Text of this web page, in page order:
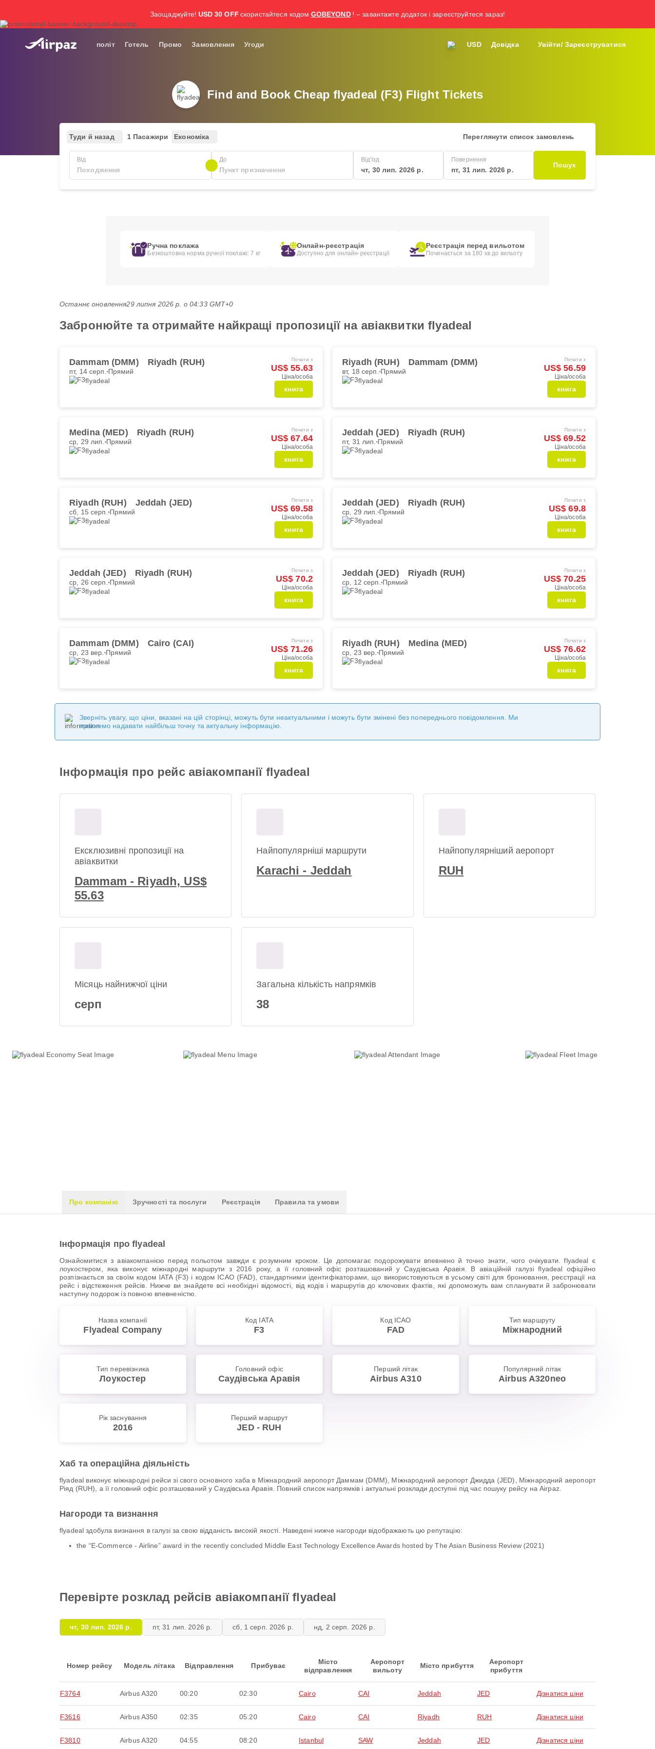
Заощаджуйте! USD 30 OFF скористайтеся кодом GOBEYOND ! – завантажте додаток і зареєструйтеся зараз!
політ Готель Промо Замовлення Угоди USD Довідка Увійти/ Зареєструватися
Find and Book Cheap flyadeal (F3) Flight Tickets
Туди й назад 1 Пасажири Економіка Переглянути список замовлень
Від До Від'їзд
чт, 30 лип. 2026 р.
Повернення
пт, 31 лип. 2026 р.
Пошук
Ручна поклажа
Безкоштовна норма ручної поклажі: 7 кг
Онлайн-реєстрація
Доступно для онлайн-реєстрації
Реєстрація перед вильотом
Починається за 180 хв до вильоту
Останнє оновлення29 липня 2026 р. о 04:33 GMT+0
Забронюйте та отримайте найкращі пропозиції на авіаквитки flyadeal
Dammam (DMM) Riyadh (RUH)
пт, 14 серп. Прямий
flyadeal
Почати з
US$ 55.63
Ціна/особа
книга
Riyadh (RUH) Dammam (DMM)
вт, 18 серп. Прямий
flyadeal
Почати з
US$ 56.59
Ціна/особа
книга
Medina (MED) Riyadh (RUH)
ср, 29 лип. Прямий
flyadeal
Почати з
US$ 67.64
Ціна/особа
книга
Jeddah (JED) Riyadh (RUH)
пт, 31 лип. Прямий
flyadeal
Почати з
US$ 69.52
Ціна/особа
книга
Riyadh (RUH) Jeddah (JED)
сб, 15 серп. Прямий
flyadeal
Почати з
US$ 69.58
Ціна/особа
книга
Jeddah (JED) Riyadh (RUH)
ср, 29 лип. Прямий
flyadeal
Почати з
US$ 69.8
Ціна/особа
книга
Jeddah (JED) Riyadh (RUH)
ср, 26 серп. Прямий
flyadeal
Почати з
US$ 70.2
Ціна/особа
книга
Jeddah (JED) Riyadh (RUH)
ср, 12 серп. Прямий
flyadeal
Почати з
US$ 70.25
Ціна/особа
книга
Dammam (DMM) Cairo (CAI)
ср, 23 вер. Прямий
flyadeal
Почати з
US$ 71.26
Ціна/особа
книга
Riyadh (RUH) Medina (MED)
ср, 23 вер. Прямий
flyadeal
Почати з
US$ 76.62
Ціна/особа
книга
Зверніть увагу, що ціни, вказані на цій сторінці, можуть бути неактуальними і можуть бути змінені без попереднього повідомлення. Ми
прагнемо надавати найбільш точну та актуальну інформацію.
Інформація про рейс авіакомпанії flyadeal
Ексклюзивні пропозиції на
авіаквитки
Dammam - Riyadh, US$
55.63
Найпопулярніші маршрути
Karachi - Jeddah
Найпопулярніший аеропорт
RUH
Місяць найнижчої ціни
серп
Загальна кількість напрямків
38
Про компанію Зручності та послуги Реєстрація Правила та умови
Інформація про flyadeal
Ознайомитися з авіакомпанією перед польотом завжди є розумним кроком. Це допомагає подорожувати впевнено й точно знати, чого очікувати. flyadeal є
лоукостером, яка виконує міжнародні маршрути з 2016 року, а її головний офіс розташований у Саудівська Аравія. В авіаційній галузі flyadeal офіційно
розпізнається за своїм кодом IATA (F3) і кодом ICAO (FAD), стандартними ідентифікаторами, що використовуються в усьому світі для бронювання, реєстрації на
рейс і відстеження рейсів. Нижче ви знайдете всі необхідні відомості, від кодів і маршрутів до ключових фактів, які допоможуть вам спланувати й забронювати
наступну подорож із повною впевненістю.
Назва компанії
Flyadeal Company
Код IATA
F3
Код ICAO
FAD
Тип маршруту
Міжнародний
Тип перевізника
Лоукостер
Головний офіс
Саудівська Аравія
Перший літак
Airbus A310
Популярний літак
Airbus A320neo
Рік заснування
2016
Перший маршрут
JED - RUH
Хаб та операційна діяльність
flyadeal виконує міжнародні рейси зі свого основного хаба в Міжнародний аеропорт Даммам (DMM), Міжнародний аеропорт Джидда (JED), Міжнародний аеропорт
Ріяд (RUH), а її головний офіс розташований у Саудівська Аравія. Повний список напрямків і актуальні розклади доступні під час пошуку рейсу на Airpaz.
Нагороди та визнання
flyadeal здобула визнання в галузі за свою відданість високій якості. Наведені нижче нагороди відображають цю репутацію:
the “E-Commerce - Airline” award in the recently concluded Middle East Technology Excellence Awards hosted by The Asian Business Review (2021)
Перевірте розклад рейсів авіакомпанії flyadeal
чт, 30 лип. 2026 р. пт, 31 лип. 2026 р. сб, 1 серп. 2026 р. нд, 2 серп. 2026 р.
Номер рейсу Модель літака Відправлення Прибуває
Місто
відправлення
Аеропорт
вильоту
Місто прибуття
Аеропорт
прибуття
F3764 Airbus A320 00:20 02:30 Cairo CAI Jeddah JED Дізнатися ціни
F3616 Airbus A350 02:35 05:20 Cairo CAI Riyadh RUH Дізнатися ціни
F3810 Airbus A320 04:55 08:20 Istanbul SAW Jeddah JED Дізнатися ціни